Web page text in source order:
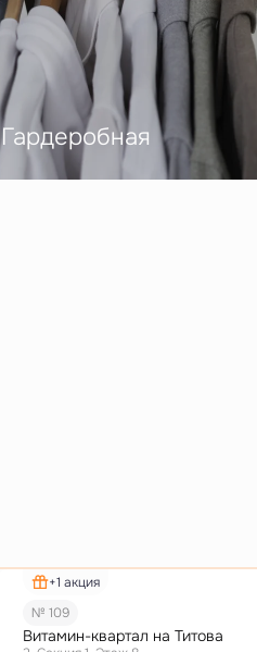
Гардеробная
+1 акция
№ 109
Витамин-квартал на Титова